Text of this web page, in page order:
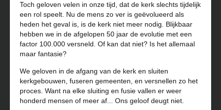
Toch geloven velen in onze tijd, dat de kerk slechts tijdelijk
een rol speelt. Nu de mens zo ver is geëvolueerd als
heden het geval is, is de kerk niet meer nodig. Blijkbaar
hebben we in de afgelopen 50 jaar de evolutie met een
factor 100.000 versneld. Of kan dat niet? Is het allemaal
maar fantasie?
We geloven in de afgang van de kerk en sluiten
kerkgebouwen, fuseren gemeenten, en versnellen zo het
proces. Want na elke sluiting en fusie vallen er weer
honderd mensen of meer af... Ons geloof deugt niet.